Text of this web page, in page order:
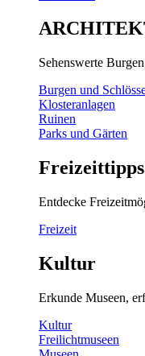
Sehenswerte
Burgen und
Klosteranlagen
Ruinen
Parks und Gärten
Freizeittipps
Entdecke
Freizeit
Kultur
Erkunde Museen,
Kultur
Freilichtmuseen